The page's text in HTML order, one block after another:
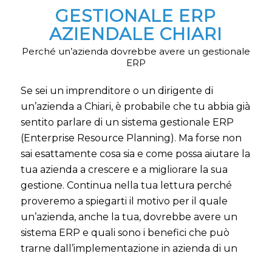
GESTIONALE ERP
AZIENDALE CHIARI
Perché un’azienda dovrebbe avere un gestionale
ERP
Se sei un imprenditore o un dirigente di
un’azienda a Chiari, è probabile che tu abbia già
sentito parlare di un sistema gestionale ERP
(Enterprise Resource Planning). Ma forse non
sai esattamente cosa sia e come possa aiutare la
tua azienda a crescere e a migliorare la sua
gestione. Continua nella tua lettura perché
proveremo a spiegarti il motivo per il quale
un’azienda, anche la tua, dovrebbe avere un
sistema ERP e quali sono i benefici che può
trarne dall’implementazione in azienda di un